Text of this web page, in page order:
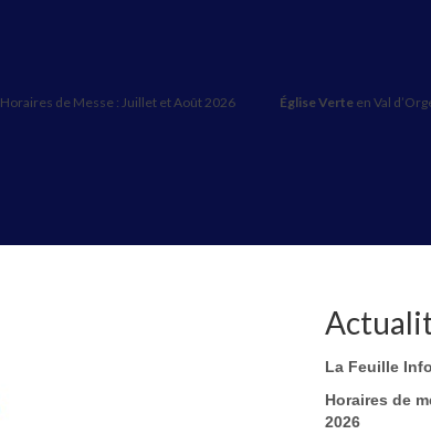
Horaires de Messe : Juillet et Août 2026 Église Verteen Val
La Feuille
Horaires de
2026